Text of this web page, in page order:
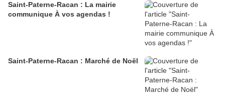
Saint-Paterne-Racan : La mairie
communique À vos agendas !
Saint-Paterne-Racan : Marché de Noël